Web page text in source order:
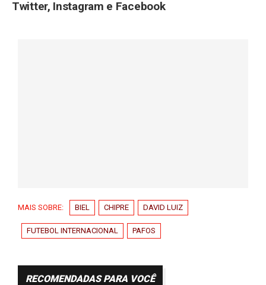
Twitter, Instagram e Facebook
MAIS SOBRE: BIEL CHIPRE DAVID LUIZ
FUTEBOL INTERNACIONAL PAFOS
RECOMENDADAS PARA VOCÊ